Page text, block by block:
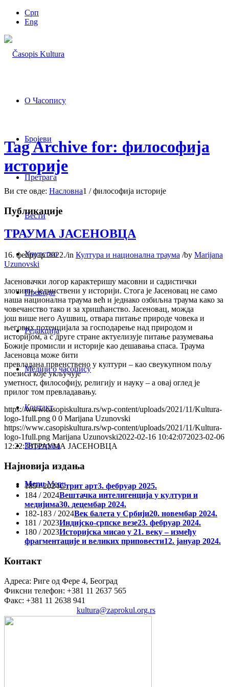
Срп
Eng
О Часопису
Бројеви
Претрага
Вести
Упутство
Преводи
Редакција
Медији о часопису
Контакт
Птретрага
Menu Menu
Tag Archive for: философија
историје
Ви сте овде: Насловна1 / философија историје
Публикације
ТРАУМА ЈАСЕНОВЦА
16. фебруар 2022./in Култура и национална траума /by Marijana
Uzunovski
Јасеновачки логор карактеришу масовни и садистички
злочини, јединствени у историји. Стога је Јасеновац не само
наша национална траума већ и једнако озбиљна траума како за
човечанство тако и за хришћанство. Јасеновац, можда
још више него Аушвиц, отвара питање природе човека и
његових потенцијала за господарење над природом и
историјом, а с друге стране актуелизује питање разумевања
Божије промисли и историје као дешавања спаса. Траума
Јасеновца може бити
превлaдана првенствено у култури – као свеукупном пољу
поезиса које укључује
уметност, философију, религију и науку – а овај оглед је
прилог том превладавању.
https://www.casopiskultura.rs/wp-content/uploads/2021/11/Kultura-
logo-1full.png 0 0 Marijana Uzunovski
https://www.casopiskultura.rs/wp-content/uploads/2021/11/Kultura-
logo-1full.png Marijana Uzunovski2022-02-16 10:42:072023-02-06
12:22:38ТРАУМА ЈАСЕНОВЦА
Најновија издања
185 / 2024Стрит арт3. фебруар 2025.
184 / 2024Вештачка интелигенција у култури и
медијима30. децембар 2024.
182-183 / 2024Век балета у Србији20. новембар 2024.
181 / 2023Индијско-српске везе23. фебруар 2024.
180 / 2023Историјска мисао у 21. веку – између
фрагментације и великих приповести12. јануар 2024.
Контакт
Адреса: Риге од Фере 4, Београд
Фиксни телефон: +381 11 2637 565
Факс: +381 11 2638 941
kultura@zaprokul.org.rs